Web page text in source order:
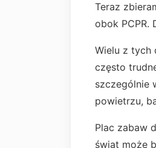
Teraz
obok PCPR.
Wielu z tych
często
szczególnie
powietrzu,
Plac zabaw
świat może